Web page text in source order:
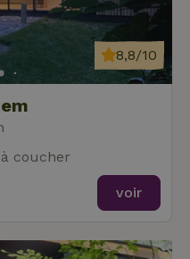
8,8/10
coucher
voir